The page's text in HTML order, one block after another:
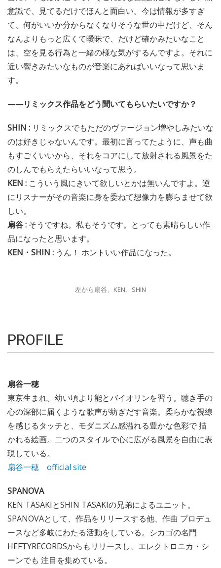
意識で、見てるだけでほんと面白い。今は情報が多すぎ
て、何がいいか分からなくなりそうな世の中だけど、そん
なんよりもっと広くて曖昧で、だけど確かみたいなこと
は、空を見る行為と一緒の様な気がするんですよ。それに
近い響きみたいなものが音楽にあればいいなって思いま
す。
——リミックス作品をどう聞いてもらいたいですか？
SHIN : リミックスでもただのヴァージョン増やしみたいな
のは好きじゃないんです。最初に言ってたように、声も曲
もすごくいいから、それをコアにして放射される風景をた
のしんでもらえたらいいなって思う。
KEN : こういう風にきいて欲しいとかは無いんですよ。逆
にリスナーがその音楽に身を委ねて想像力を膨らませて欲
しい。
扇谷 : そうですね。私もそうです。とっても素晴らしい作
品になったと思います。
KEN・SHIN : うん！ ホントいい作品になった。
左から扇谷、KEN、SHIN
PROFILE
扇谷一穂
東京生まれ。幼い頃より能とバイオリンを習う。聴き手の
心の深部に届くような歌声が紡ぎだす音楽。柔らかな視線
を感じるタッチと、モダニズム感溢れる豊かな色彩で 描
かれる絵画。二つのスタイルで心に広がる風景を自由に表
現している。
扇谷一穂 official site
SPANOVA
KEN TASAKIとSHIN TASAKIの兄弟によるユニット。
SPANOVAとして、作品をリリースする他、作曲 プロデュ
ースなど多岐にわたる活動をしている。シカゴの名門
HEFTYRECORDSからもリリースし、エレクトロニカ・シ
ーンでも 注目を集めている。